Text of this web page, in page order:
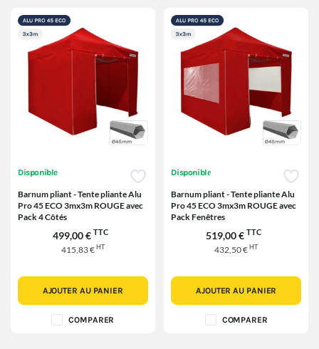
Disponible
Barnum pliant - Tente pliante Alu
Pro 45 ECO 3mx3m ROUGE avec
Pack 4 Côtés
499,00 € TTC
415,83 €HT
AJOUTER AU PANIER
COMPARER
Disponible
Barnum pliant - Tente pliante Alu
Pro 45 ECO 3mx3m ROUGE avec
Pack Fenêtres
519,00 € TTC
432,50 €HT
AJOUTER AU PANIER
COMPARER